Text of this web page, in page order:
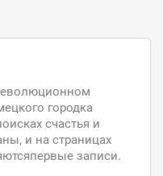
городка
счастья и
и на страницах
записи.